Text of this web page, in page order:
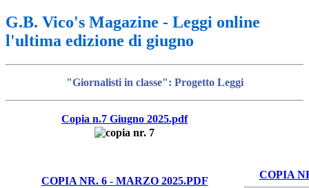
G.B. Vico's Magazine - Leggi online
l'ultima edizione di giugno
"Giornalisti in classe": Progetto Leggi
Copia n.7 Giugno 2025.pdf
COPIA NR. 6 - MARZO 2025.PDF
COPIA